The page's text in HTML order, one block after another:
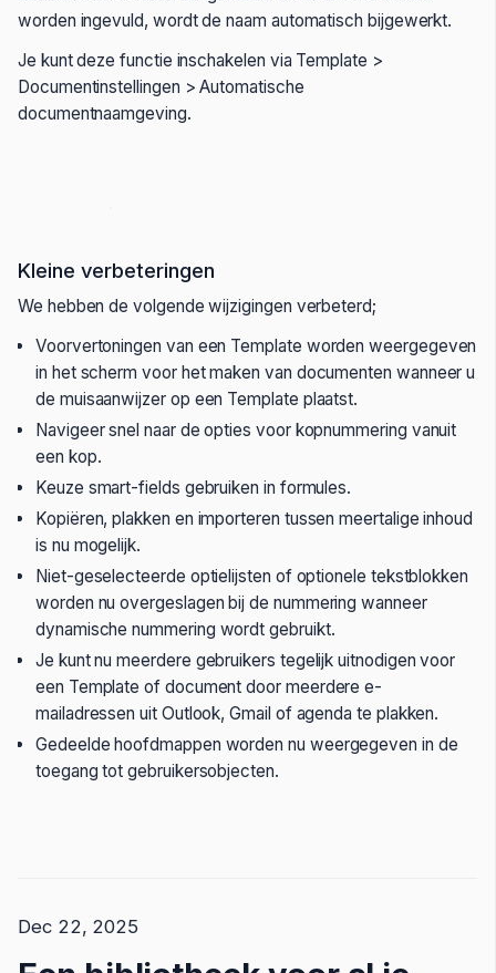
worden ingevuld, wordt de naam automatisch bijgewerkt.
Je kunt deze functie inschakelen via Template >
Documentinstellingen > Automatische
documentnaamgeving.
Kleine verbeteringen
We hebben de volgende wijzigingen verbeterd;
Voorvertoningen van een Template worden weergegeven
in het scherm voor het maken van documenten wanneer u
de muisaanwijzer op een Template plaatst.
Navigeer snel naar de opties voor kopnummering vanuit
een kop.
Keuze smart-fields gebruiken in formules.
Kopiëren, plakken en importeren tussen meertalige inhoud
is nu mogelijk.
Niet-geselecteerde optielijsten of optionele tekstblokken
worden nu overgeslagen bij de nummering wanneer
dynamische nummering wordt gebruikt.
Je kunt nu meerdere gebruikers tegelijk uitnodigen voor
een Template of document door meerdere e-
mailadressen uit Outlook, Gmail of agenda te plakken.
Gedeelde hoofdmappen worden nu weergegeven in de
toegang tot gebruikersobjecten.
Dec 22, 2025